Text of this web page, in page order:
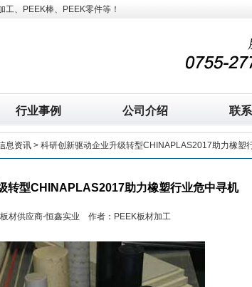
、PEEK棒、PEEK零件等！
行业事例 公司介绍 联
息资讯 > 科研创新驱动企业升级转型CHINAPLAS2017助力橡塑
转型CHINAPLAS2017助力橡塑行业危中寻机
材供应商-恒鑫实业 作者：PEEK板材加工